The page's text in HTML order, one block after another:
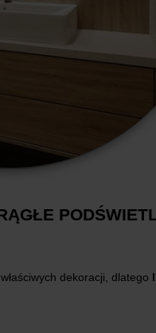
dekoracji, dlatego